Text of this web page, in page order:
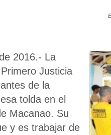
2016.- La
Justicia
de la
tolda en el
Macanao. Su
y es trabajar de